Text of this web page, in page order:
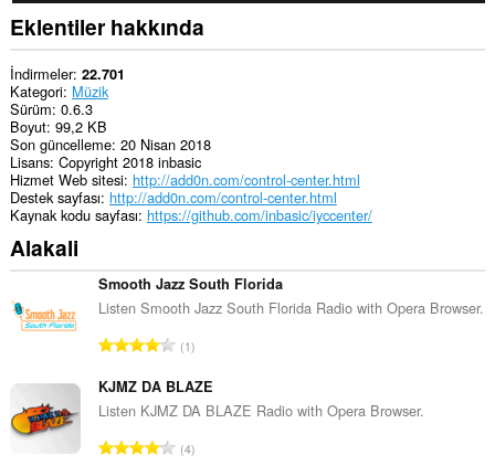
Eklentiler hakkında
İndirmeler 22.701
Kategori Müzik
Sürüm 0.6.3
Boyut 99,2 KB
Son güncelleme 20 Nisan 2018
Lisans Copyright 2018 inbasic
Hizmet Web sitesi http://add0n.com/control-center.html
Destek sayfası http://add0n.com/control-center.html
Kaynak kodu sayfası https://github.com/inbasic/iyccenter/
Alakali
Smooth Jazz South Florida
Listen Smooth Jazz South Florida Radio with Opera Browser.
T
p
l
m
1
KJMZ DA BLAZE
Listen KJMZ DA BLAZE Radio with Opera Browser.
T4